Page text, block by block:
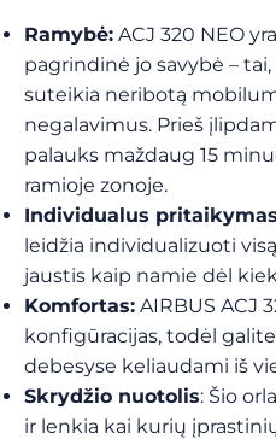
Ramybė: ACJ 320 NEO
pagrindinė jo savybė –
suteikia neribotą
negalavimus. Prieš
palauks maždaug 15
ramioje zonoje.
Individualus
leidžia individualizuoti
jaustis kaip namie dėl
Komfortas: AIRBUS ACJ
konfigūracijas, todėl
debesyse keliaudami iš
Skrydžio nuotolis: Šio
ir lenkia kai kurių